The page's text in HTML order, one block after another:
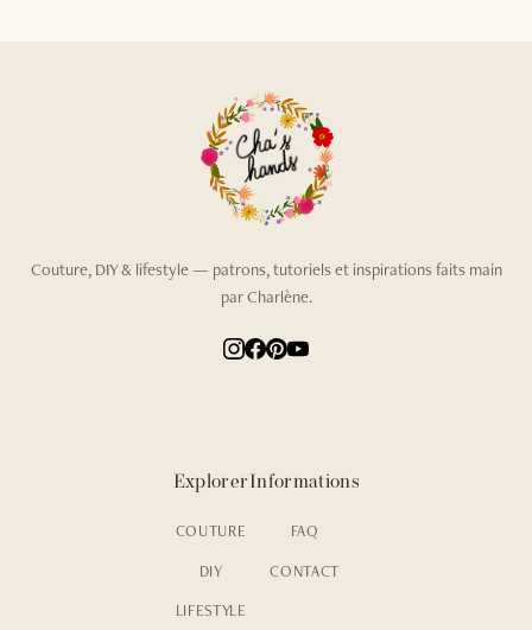
Couture, DIY & lifestyle — patrons, tutoriels et inspirations faits main
par Charlène.
Explorer
COUTURE
DIY
LIFESTYLE
Informations
FAQ
CONTACT